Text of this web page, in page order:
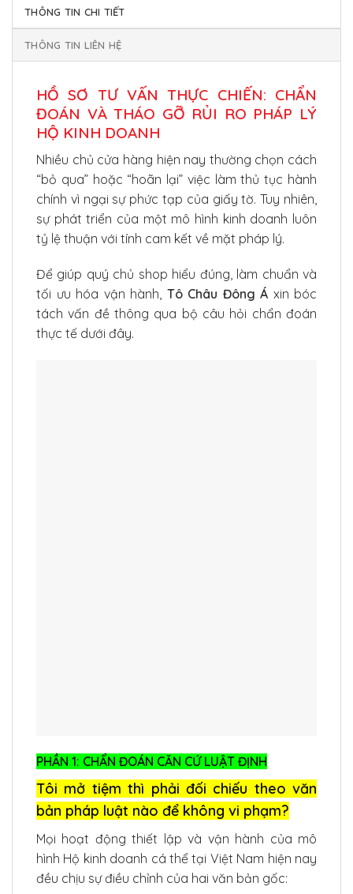
THÔNG TIN CHI TIẾT
THÔNG TIN LIÊN HỆ
HỒ SƠ TƯ VẤN THỰC CHIẾN: CHẨN
ĐOÁN VÀ THÁO GỠ RỦI RO PHÁP LÝ
HỘ KINH DOANH
Nhiều chủ cửa hàng hiện nay thường chọn cách
“bỏ qua” hoặc “hoãn lại” việc làm thủ tục hành
chính vì ngại sự phức tạp của giấy tờ. Tuy nhiên,
sự phát triển của một mô hình kinh doanh luôn
tỷ lệ thuận với tính cam kết về mặt pháp lý.
Để giúp quý chủ shop hiểu đúng, làm chuẩn và
tối ưu hóa vận hành, Tô Châu Đông Á xin bóc
tách vấn đề thông qua bộ câu hỏi chẩn đoán
thực tế dưới đây.
PHẦN 1: CHẨN ĐOÁN CĂN CỨ LUẬT ĐỊNH
Tôi mở tiệm thì phải đối chiếu theo văn
bản pháp luật nào để không vi phạm?
Mọi hoạt động thiết lập và vận hành của mô
hình Hộ kinh doanh cá thể tại Việt Nam hiện nay
đều chịu sự điều chỉnh của hai văn bản gốc: